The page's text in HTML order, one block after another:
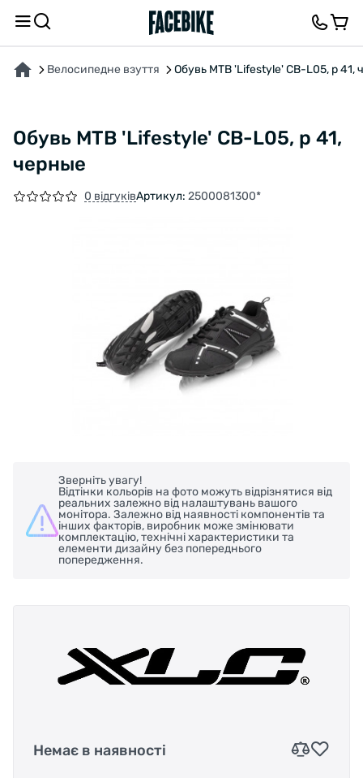
Велосипедне взуття Обувь MTB 'Lifestyle' CB-L05, р 41,
Обувь MTB 'Lifestyle' CB-L05, р 41,
черные
0 відгуківАртикул: 2500081300*
Зверніть увагу!
Відтінки кольорів на фото можуть відрізнятися від
реальних залежно від налаштувань вашого
монітора. Залежно від наявності компонентів та
інших факторів, виробник може змінювати
комплектацію, технічні характеристики та
елементи дизайну без попереднього
попередження.
Немає в наявності
ПРО ТОВАР ВІДГУКИ ТА ЗАПИТАННЯ